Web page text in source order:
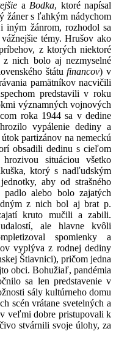
a Bodka, ktoré napísal
žáner s ľahkým nádychom
iným žánrom, rozhodol sa
témy. Hrušov ako
z ktorých niektoré
z nich bolo aj nezmyselné
štátufinancov) v
pamätníkov nacvičili
predstavili v roku
významných vojnových
roka 1944 sa v dedine
vypálenie dediny a
partizánov na nemeckú
obsadili dedinu s cieľom
situáciou všetko
ktorý s nadľudským
aby od strašného
alebo bolo zajatých
z nich bol aj brat p.
kruto mučili a zabili.
ale hlavne kvôli
spomienky a
vyplýva z rodnej dediny
Štiavnici), pričom jedna
obci. Bohužiaľ, pandémia
sa len predstavenie v
sály kultúrneho domu
scén vrátane svetelných a
veľmi dobre pristupovali k
stvárnili svoje úlohy, za